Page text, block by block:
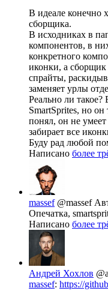
В идеале конечно
сборщика.
В исходниках в
компонентов, в
конкретного
иконки, а сборщик
спрайты,
заменяет урлы
Реально ли
SmartSprites, но он
понял, он не
забирает все
Буду рад любой
Написано более
massef @massef
Опечатка,
Написано более
Андрей Хохлов
massef: https://